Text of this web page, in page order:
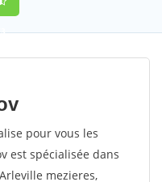
pour vous les
est spécialisée dans
mezieres,